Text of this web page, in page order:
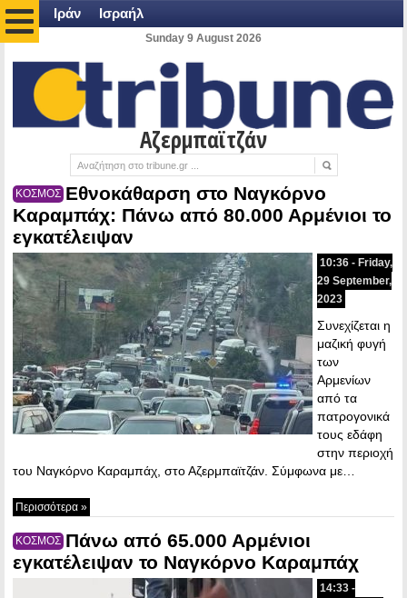
Ιράν Ισραήλ
Sunday 9 August 2026
Αζερμπαϊτζάν
ΚΟΣΜΟΣ Εθνοκάθαρση στο Ναγκόρνο
Καραμπάχ: Πάνω από 80.000 Αρμένιοι το
εγκατέλειψαν
10:36 - Friday,
29 September,
2023
Συνεχίζεται η
μαζική φυγή
των
Αρμενίων
από τα
πατρογονικά
τους εδάφη
στην περιοχή
του Ναγκόρνο Καραμπάχ, στο Αζερμπαϊτζάν. Σύμφωνα με…
Περισσότερα »
ΚΟΣΜΟΣ Πάνω από 65.000 Αρμένιοι
εγκατέλειψαν το Ναγκόρνο Καραμπάχ
14:33 -